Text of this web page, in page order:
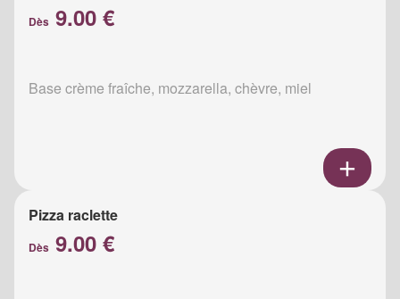
Dès 9.00 €
Base crème fraîche, mozzarella, chèvre, miel
Pizza raclette
Dès 9.00 €